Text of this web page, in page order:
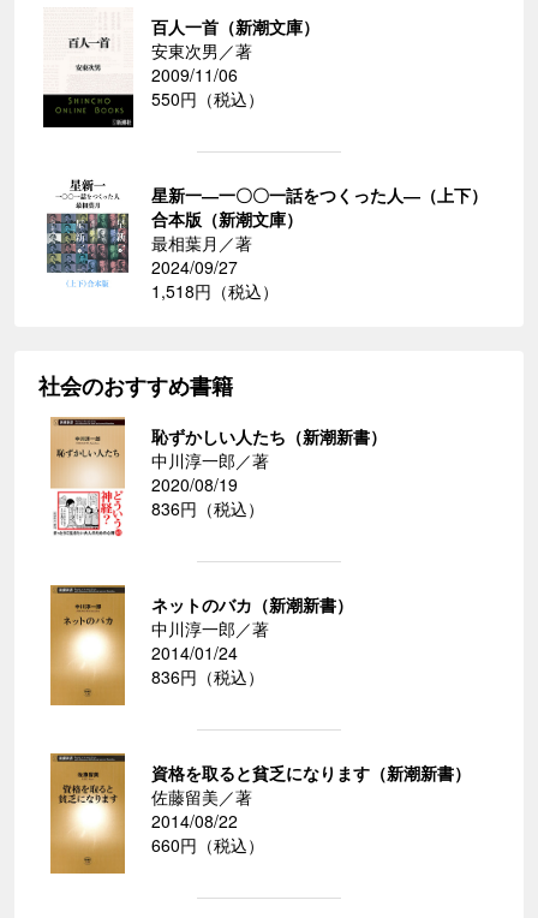
百人一首（新潮文庫）
安東次男／著
2009/11/06
550円（税込）
星新一―一〇〇一話をつくった人―（上下）
合本版（新潮文庫）
最相葉月／著
2024/09/27
1,518円（税込）
社会のおすすめ書籍
恥ずかしい人たち（新潮新書）
中川淳一郎／著
2020/08/19
836円（税込）
ネットのバカ（新潮新書）
中川淳一郎／著
2014/01/24
836円（税込）
資格を取ると貧乏になります（新潮新書）
佐藤留美／著
2014/08/22
660円（税込）